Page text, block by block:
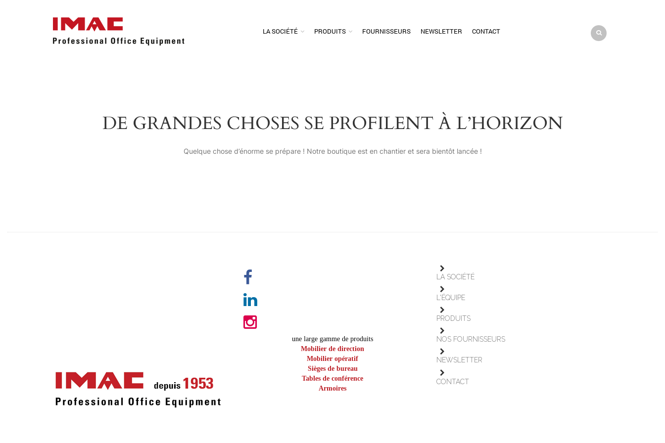
LA SOCIÉTÉ PRODUITS FOURNISSEURS NEWSLETTER CONTACT
DE GRANDES CHOSES SE PROFILENT À L’HORIZON
Quelque chose d’énorme se prépare ! Notre boutique est en chantier et sera bientôt lancée !
une large gamme de produits
Mobilier de direction
Mobilier opératif
Sièges de bureau
Tables de conférence
Armoires
LA SOCIÉTÉ
L'ÉQUIPE
PRODUITS
NOS FOURNISSEURS
NEWSLETTER
CONTACT